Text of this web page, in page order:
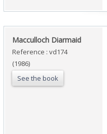
‎Macculloch Diarmaid‎
Reference : vd174
(1986)
See the book